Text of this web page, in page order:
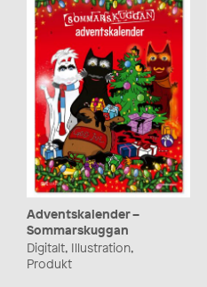
Adventskalender –
Sommarskuggan
Digitalt, Illustration,
Produkt